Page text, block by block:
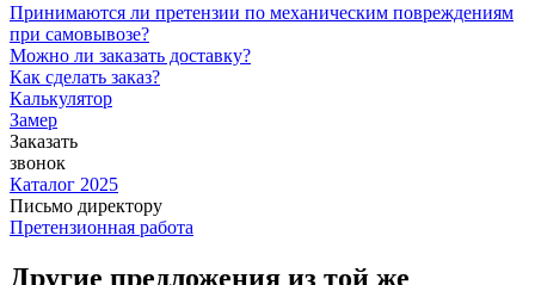
Принимаются ли претензии по механическим повреждениям
при самовывозе?
Можно ли заказать доставку?
Как сделать заказ?
Калькулятор
Замер
Заказать
звонок
Каталог 2025
Письмо директору
Претензионная работа
Другие предложения из той же